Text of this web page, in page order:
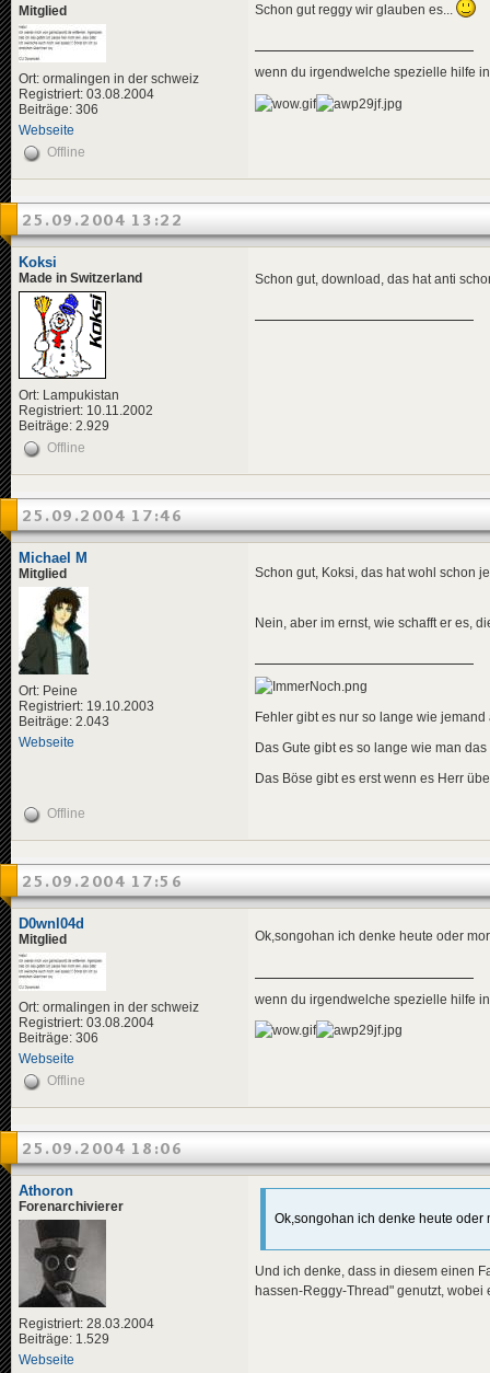
Mitglied
Ort: ormalingen in der schweiz
Registriert: 03.08.2004
Beiträge: 306
Webseite
Schon gut reggy wir glauben es...
wenn du irgendwelche spezielle hilfe
Offline
25.09.2004 13:22
Koksi
Made in Switzerland
Ort: Lampukistan
Registriert: 10.11.2002
Beiträge: 2.929
Schon gut, download, das hat anti
Offline
25.09.2004 17:46
Michael M
Mitglied
Ort: Peine
Registriert: 19.10.2003
Beiträge: 2.043
Webseite
Schon gut, Koksi, das hat wohl schon
Nein, aber im ernst, wie schafft er es,
Fehler gibt es nur so lange wie jemand
Das Gute gibt es so lange wie man
Das Böse gibt es erst wenn es Herr
Offline
25.09.2004 17:56
D0wnl04d
Mitglied
Ort: ormalingen in der schweiz
Registriert: 03.08.2004
Beiträge: 306
Webseite
Ok,songohan ich denke heute oder
wenn du irgendwelche spezielle hilfe
Offline
25.09.2004 18:06
Athoron
Forenarchivierer
Registriert: 28.03.2004
Beiträge: 1.529
Webseite
Ok,songohan ich denke heute
Und ich denke, dass in diesem einen
hassen-Reggy-Thread" genutzt, wobei